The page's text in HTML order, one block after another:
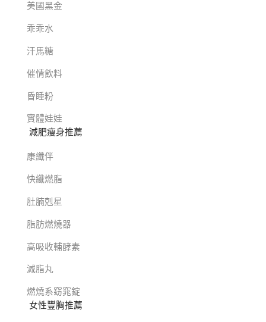
美國黑金
乖乖水
汗馬糖
催情飲料
昏睡粉
實體娃娃
減肥瘦身推薦
康纖伴
快纖燃脂
肚腩剋星
脂肪燃燒器
高吸收輔酵素
減脂丸
燃燒系窈窕錠
女性豐胸推薦